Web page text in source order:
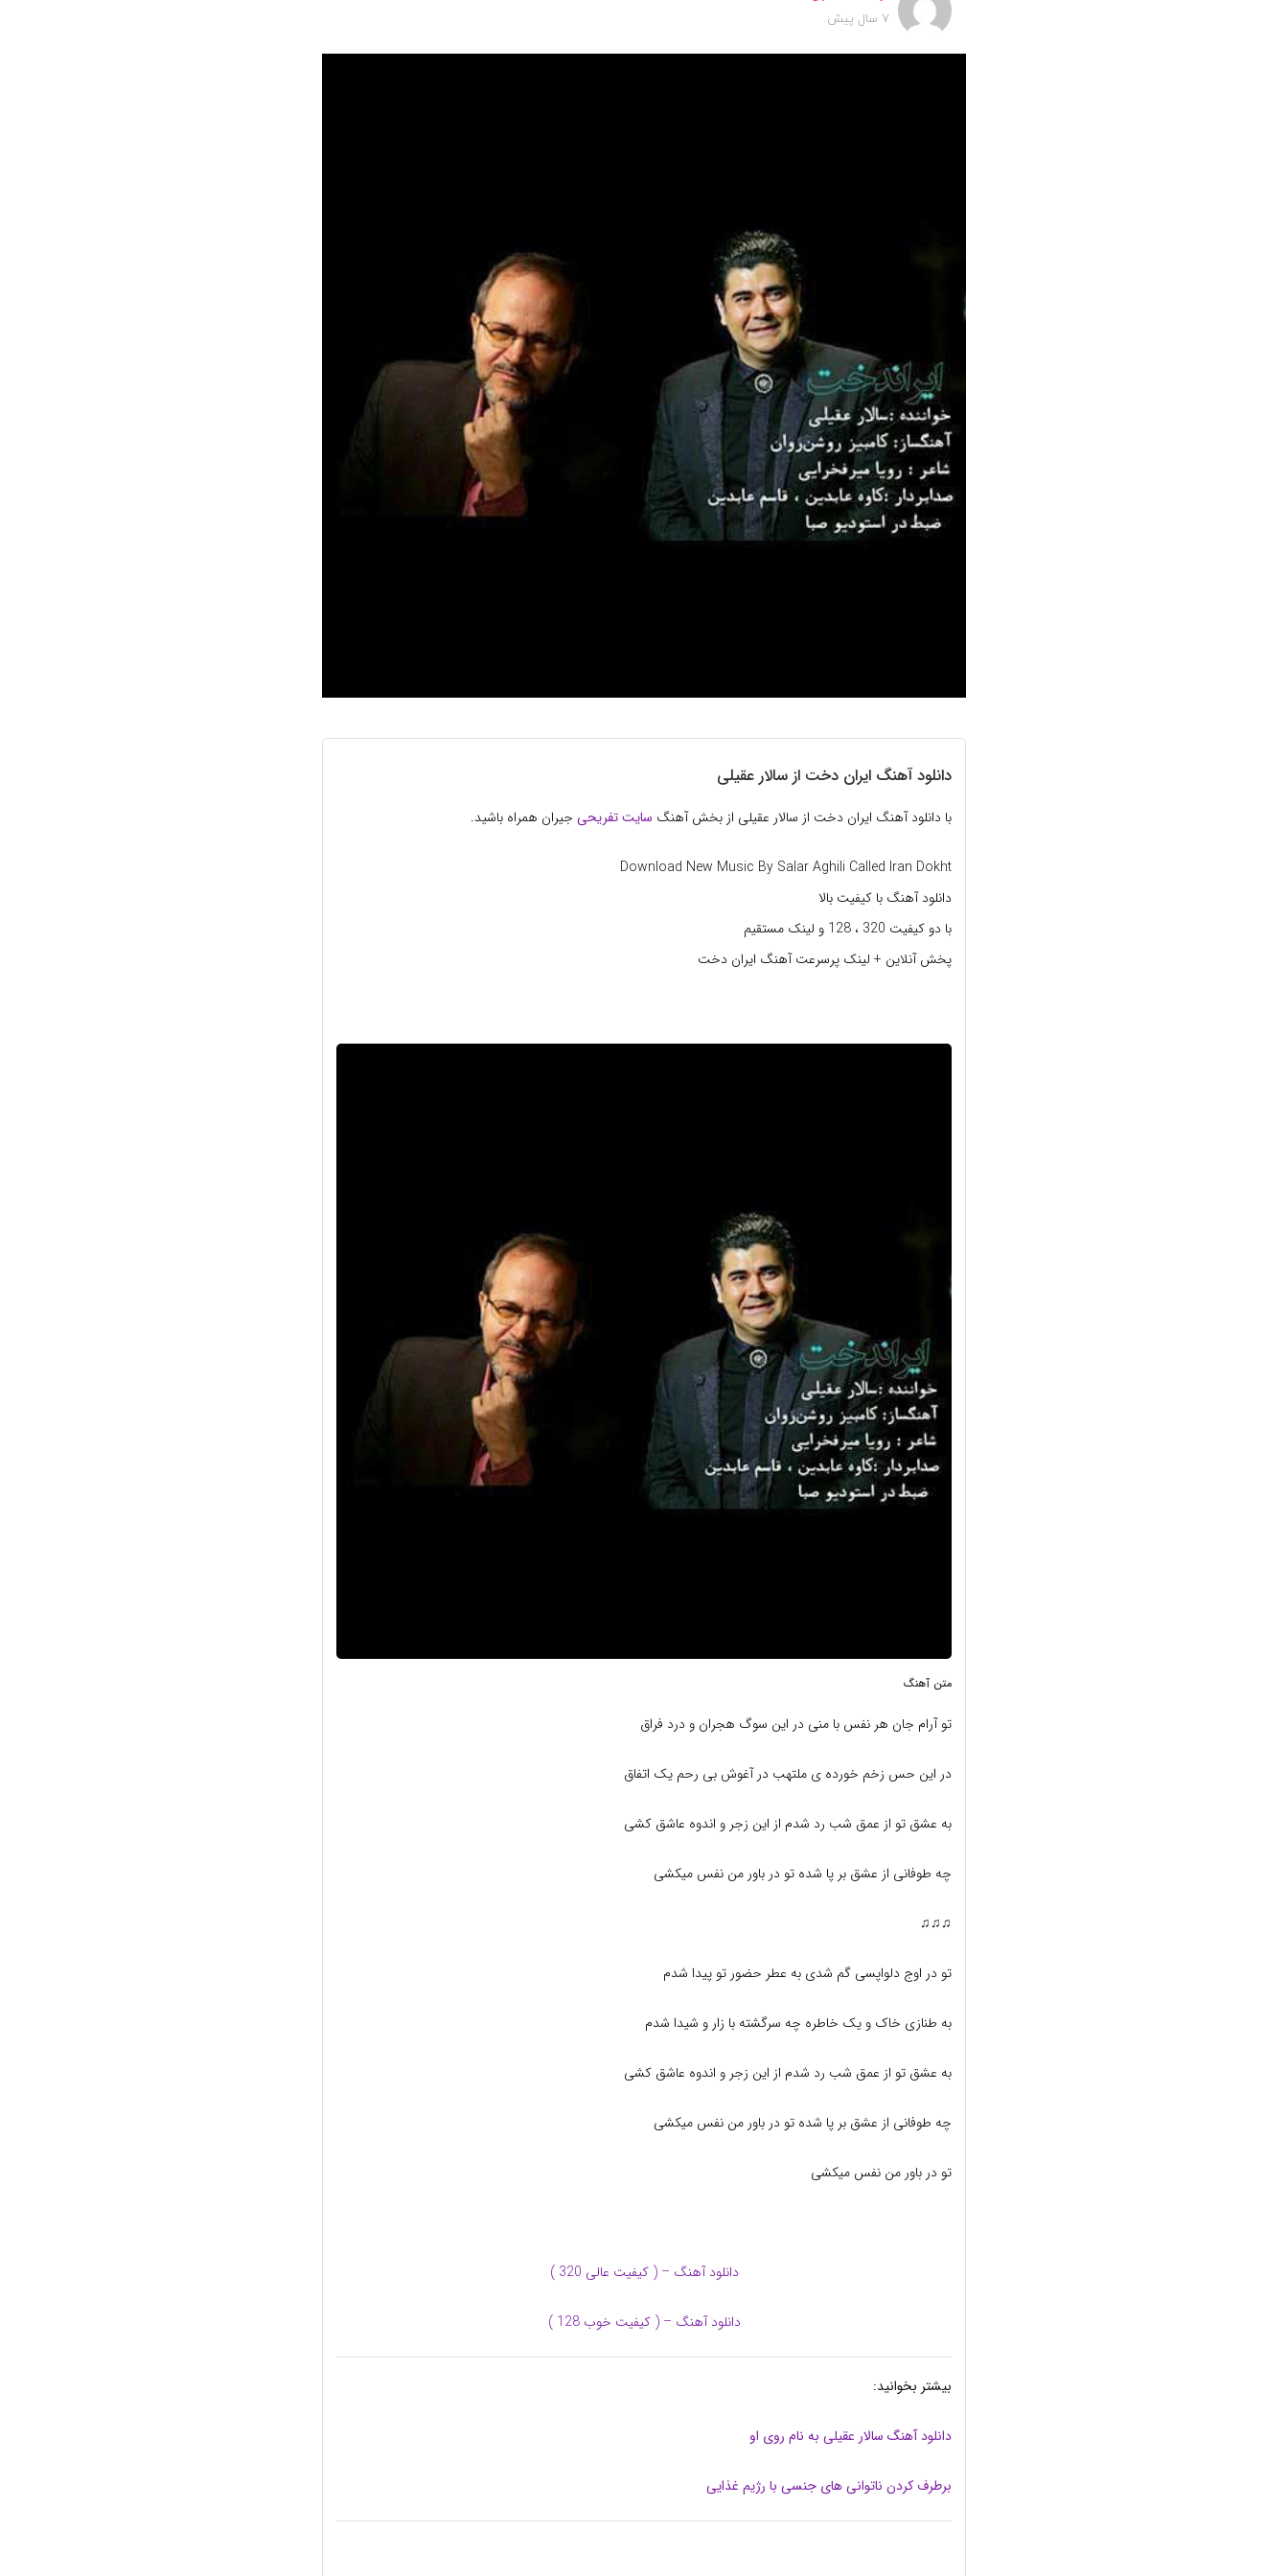
7 سال پیش
دانلود آهنگ ایران دخت از سالار عقیلی
با دانلود آهنگ ایران دخت از سالار عقیلی از بخش آهنگ سایت تفریحی جیران همراه باشید.
Download New Music By Salar Aghili Called Iran Dokht
دانلود آهنگ با کیفیت بالا
با دو کیفیت 320 ، 128 و لینک مستقیم
پخش آنلاین + لینک پرسرعت آهنگ ایران دخت
متن آهنگ
تو آرام جان هر نفس با منی در این سوگ هجران و درد فراق
در این حس زخم خورده ی ملتهب در آغوش بی رحم یک اتفاق
به عشق تو از عمق شب رد شدم از این زجر و اندوه عاشق کشی
چه طوفانی از عشق بر پا شده تو در باور من نفس میکشی
♫♫♫
تو در اوج دلواپسی گم شدی به عطر حضور تو پیدا شدم
به طنازی خاک و یک خاطره چه سرگشته با زار و شیدا شدم
به عشق تو از عمق شب رد شدم از این زجر و اندوه عاشق کشی
چه طوفانی از عشق بر پا شده تو در باور من نفس میکشی
تو در باور من نفس میکشی
دانلود آهنگ – ( کیفیت عالی 320 )
دانلود آهنگ – ( کیفیت خوب 128 )
بیشتر بخوانید:
دانلود آهنگ سالار عقیلی به نام روی او
برطرف کردن ناتوانی های جنسی با رژیم غذایی